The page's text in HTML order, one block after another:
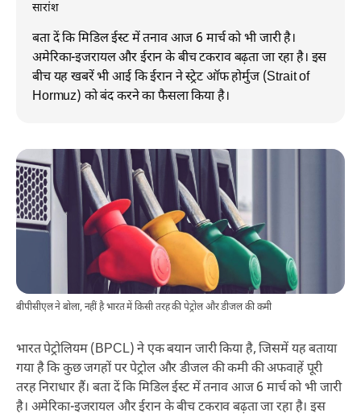
सारांश
बता दें कि मिडिल ईस्ट में तनाव आज 6 मार्च को भी जारी है।
अमेरिका-इजरायल और ईरान के बीच टकराव बढ़ता जा रहा है। इस
बीच यह खबरें भी आई कि ईरान ने स्ट्रेट ऑफ होर्मुज (Strait of
Hormuz) को बंद करने का फैसला किया है।
बीपीसीएल ने बोला, नहीं है भारत में किसी तरह की पेट्रोल और डीजल की कमी
भारत पेट्रोलियम (BPCL) ने एक बयान जारी किया है, जिसमें यह बताया
गया है कि कुछ जगहों पर पेट्रोल और डीजल की कमी की अफवाहें पूरी
तरह निराधार हैं। बता दें कि मिडिल ईस्ट में तनाव आज 6 मार्च को भी जारी
है। अमेरिका-इजरायल और ईरान के बीच टकराव बढ़ता जा रहा है। इस